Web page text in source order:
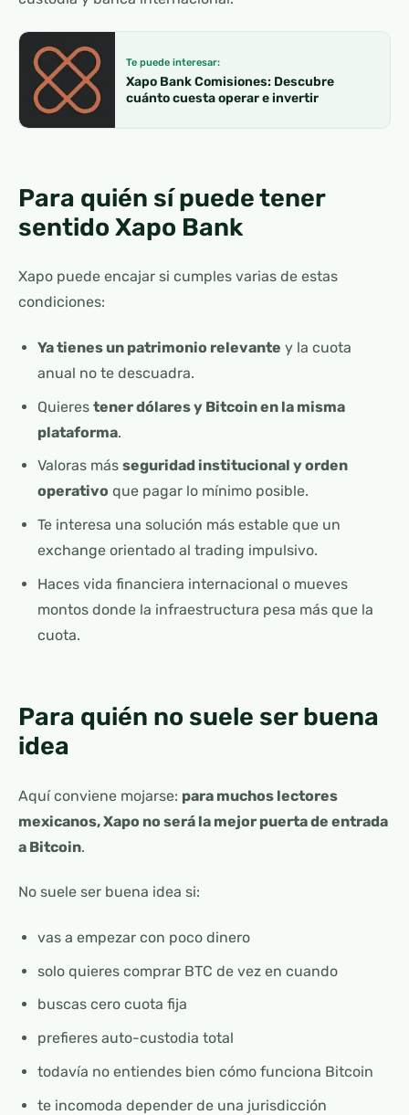
Te puede interesar:
Xapo Bank Comisiones: Descubre
cuánto cuesta operar e invertir
Para quién sí puede tener
sentido Xapo Bank
Xapo puede encajar si cumples varias de estas
condiciones:
Ya tienes un patrimonio relevante y la cuota
anual no te descuadra.
Quieres tener dólares y Bitcoin en la misma
plataforma.
Valoras más seguridad institucional y orden
operativo que pagar lo mínimo posible.
Te interesa una solución más estable que un
exchange orientado al trading impulsivo.
Haces vida financiera internacional o mueves
montos donde la infraestructura pesa más que la
cuota.
Para quién no suele ser buena
idea
Aquí conviene mojarse: para muchos lectores
mexicanos, Xapo no será la mejor puerta de entrada
a Bitcoin.
No suele ser buena idea si:
vas a empezar con poco dinero
solo quieres comprar BTC de vez en cuando
buscas cero cuota fija
prefieres auto-custodia total
todavía no entiendes bien cómo funciona Bitcoin
te incomoda depender de una jurisdicción